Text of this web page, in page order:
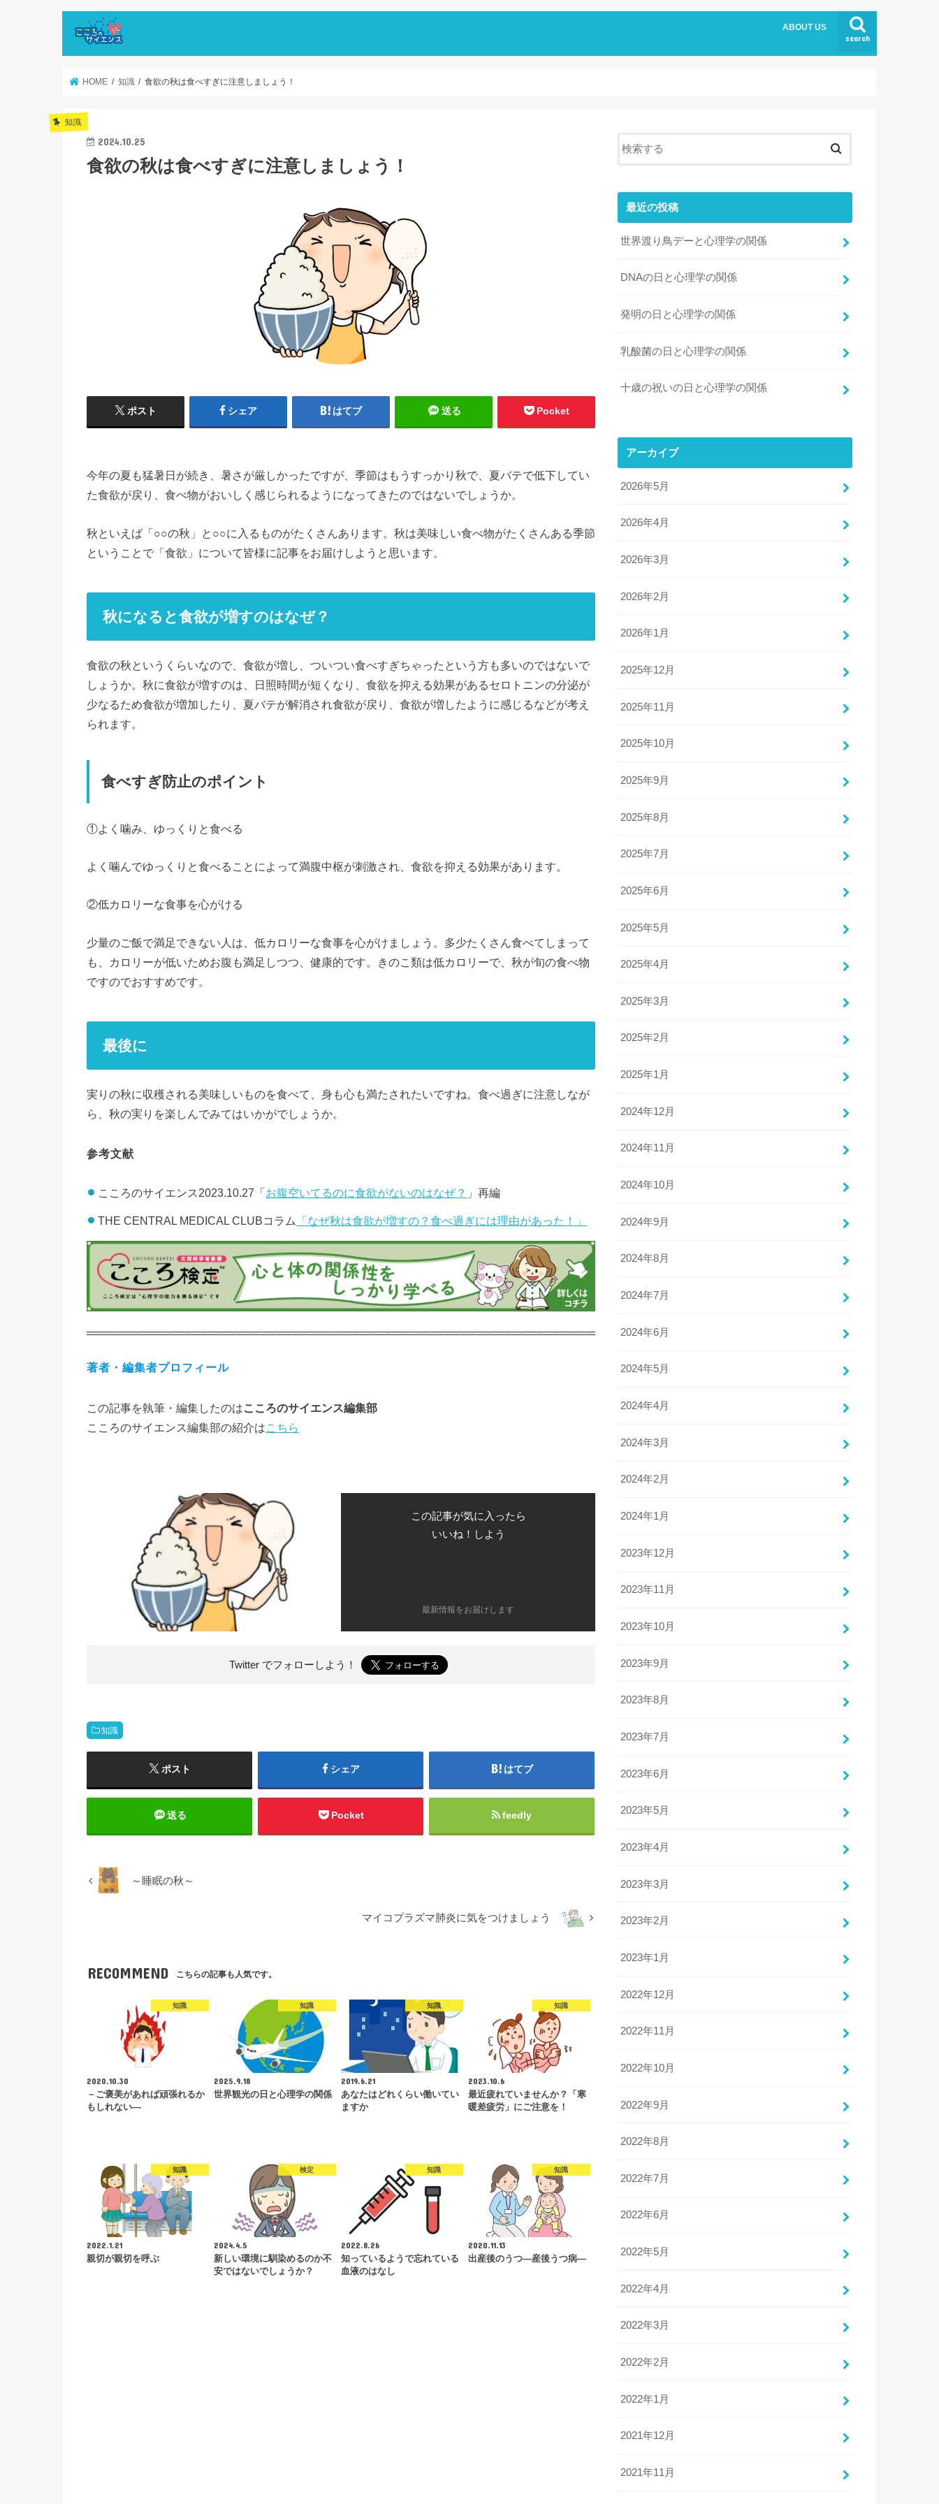
search
ABOUT US
HOME 知識 食欲の秋は食べすぎに注意しましょう！
知識
2024.10.25
食欲の秋は食べすぎに注意しましょう！
ポスト シェア はてブ 送る Pocket
今年の夏も猛暑日が続き、暑さが厳しかったですが、季節はもうすっかり秋で、夏バテで低下してい
た食欲が戻り、食べ物がおいしく感じられるようになってきたのではないでしょうか。
秋といえば「○○の秋」と○○に入るものがたくさんあります。秋は美味しい食べ物がたくさんある季節
ということで「食欲」について皆様に記事をお届けしようと思います。
秋になると食欲が増すのはなぜ？
食欲の秋というくらいなので、食欲が増し、ついつい食べすぎちゃったという方も多いのではないで
しょうか。秋に食欲が増すのは、日照時間が短くなり、食欲を抑える効果があるセロトニンの分泌が
少なるため食欲が増加したり、夏バテが解消され食欲が戻り、食欲が増したように感じるなどが考え
られます。
食べすぎ防止のポイント
①よく噛み、ゆっくりと食べる
よく噛んでゆっくりと食べることによって満腹中枢が刺激され、食欲を抑える効果があります。
②低カロリーな食事を心がける
少量のご飯で満足できない人は、低カロリーな食事を心がけましょう。多少たくさん食べてしまって
も、カロリーが低いためお腹も満足しつつ、健康的です。きのこ類は低カロリーで、秋が旬の食べ物
ですのでおすすめです。
最後に
実りの秋に収穫される美味しいものを食べて、身も心も満たされたいですね。食べ過ぎに注意しなが
ら、秋の実りを楽しんでみてはいかがでしょうか。
参考文献
こころのサイエンス2023.10.27「お腹空いてるのに食欲がないのはなぜ？ 」再編
THE CENTRAL MEDICAL CLUBコラム 「なぜ秋は食欲が増すの？食べ過ぎには理由があった！」
著者・編集者プロフィール
この記事を執筆・編集したのはこころのサイエンス編集部
こころのサイエンス編集部の紹介はこちら
この記事が気に入ったら
いいね！しよう
最新情報をお届けします
Twitter でフォローしよう！
知識
ポスト シェア はてブ
送る Pocket feedly
～睡眠の秋～
マイコプラズマ肺炎に気をつけましょう
RECOMMEND こちらの記事も人気です。
知識
2020.10.30
－ご褒美があれば頑張れるか
もしれない―
知識
2025.9.18
世界観光の日と心理学の関係
知識
2019.6.21
あなたはどれくらい働いてい
ますか
知識
2023.10.6
最近疲れていませんか？「寒
暖差疲労」にご注意を！
知識
2022.1.21
親切が親切を呼ぶ
検定
2024.4.5
新しい環境に馴染めるのか不
安ではないでしょうか？
知識
2022.8.26
知っているようで忘れている
血液のはなし
知識
2020.11.13
出産後のうつ―産後うつ病―
最近の投稿
世界渡り鳥デーと心理学の関係
DNAの日と心理学の関係
発明の日と心理学の関係
乳酸菌の日と心理学の関係
十歳の祝いの日と心理学の関係
アーカイブ
2026年5月
2026年4月
2026年3月
2026年2月
2026年1月
2025年12月
2025年11月
2025年10月
2025年9月
2025年8月
2025年7月
2025年6月
2025年5月
2025年4月
2025年3月
2025年2月
2025年1月
2024年12月
2024年11月
2024年10月
2024年9月
2024年8月
2024年7月
2024年6月
2024年5月
2024年4月
2024年3月
2024年2月
2024年1月
2023年12月
2023年11月
2023年10月
2023年9月
2023年8月
2023年7月
2023年6月
2023年5月
2023年4月
2023年3月
2023年2月
2023年1月
2022年12月
2022年11月
2022年10月
2022年9月
2022年8月
2022年7月
2022年6月
2022年5月
2022年4月
2022年3月
2022年2月
2022年1月
2021年12月
2021年11月